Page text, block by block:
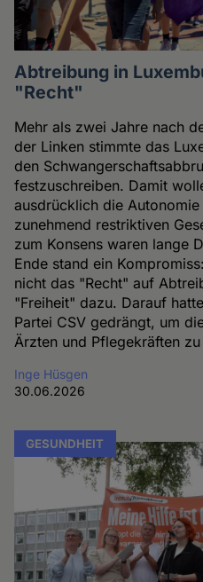
Abtreibung in
"Recht"
Mehr als zwei Jahre nach
der Linken stimmte das
den
festzuschreiben. Damit
ausdrücklich die
zunehmend restriktiven
zum Konsens waren lange
Ende stand ein
nicht das "Recht" auf
"Freiheit" dazu. Darauf
Partei CSV gedrängt, um
Ärzten und Pflegekräften
Inge Hüsgen
30.06.2026
GESUNDHEIT